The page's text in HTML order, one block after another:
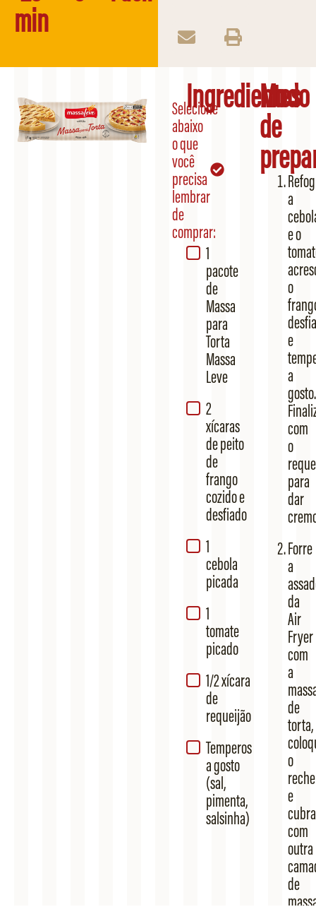
min
Ingredientes
Selecione
abaixo
o que
você
precisa
lembrar
de
comprar:
1
pacote
de
Massa
para
Torta
Massa
Leve​
2
xícaras
de peito
de
frango
cozido e
desfiado​
1
cebola
picada​
1
tomate
picado​
1/2 xícara
de
requeijão​
Temperos
a gosto
(sal,
pimenta,
salsinha)
Modo
de
a
e o
o
e
a
gosto.
com
o
para
dar
Forre
a
da
Air
Fryer
com
a
de
torta,
o
e
cubra
com
outra
de